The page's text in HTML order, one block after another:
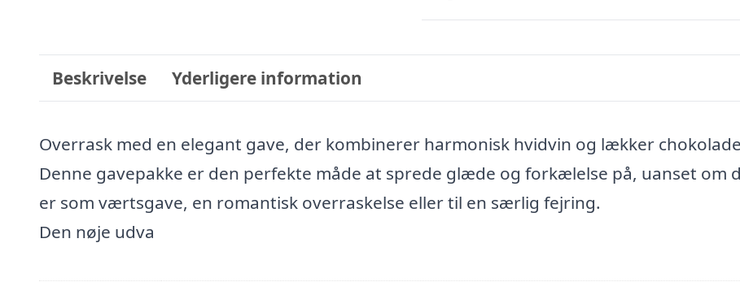
Beskrivelse Yderligere information
Overrask med en elegant gave, der kombinerer harmonisk hvidvin og lækker
Denne gavepakke er den perfekte måde at sprede glæde og forkælelse på, uanset om
er som værtsgave, en romantisk overraskelse eller til en særlig fejring.
Den nøje udva